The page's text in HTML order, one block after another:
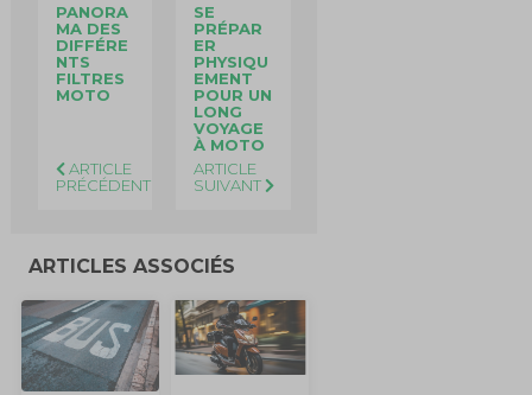
PANORA
MA DES
DIFFÉRE
NTS
FILTRES
MOTO
ARTICLE
PRÉCÉDENT
SE
PRÉPAR
ER
PHYSIQU
EMENT
POUR UN
LONG
VOYAGE
À MOTO
ARTICLE
SUIVANT
ARTICLES ASSOCIÉS